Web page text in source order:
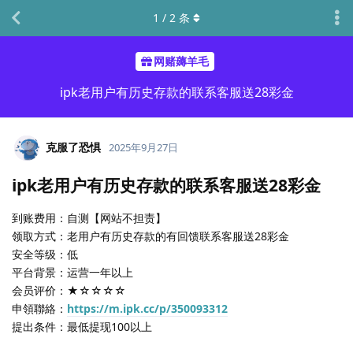
网赌薅羊毛
ipk老用户有历史存款的联系客服送28彩金
1 / 2 条
克服了恐惧 2025年9月27日
ipk老用户有历史存款的联系客服送28彩金
到账费用：自测【网站不担责】
领取方式：老用户有历史存款的有回馈联系客服送28彩金
安全等级：低
平台背景：运营一年以上
会员评价：★☆☆☆☆
申領聯絡： https://m.ipk.cc/p/350093312
提出条件：最低提现100以上